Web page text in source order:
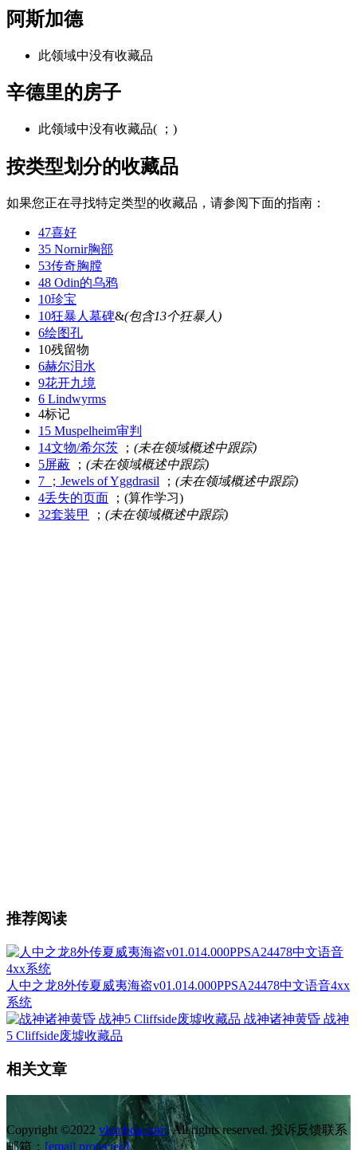
阿斯加德
此领域中没有收藏品
辛德里的房子
此领域中没有收藏品( ；)
按类型划分的收藏品
如果您正在寻找特定类型的收藏品，请参阅下面的指南：
47喜好
35 Nornir胸部
53传奇胸膛
48 Odin的乌鸦
10珍宝
10狂暴人墓碑&(包含13个狂暴人)
6绘图孔
10残留物
6赫尔泪水
9花开九境
6 Lindwyrms
4标记
15 Muspelheim审判
14文物/希尔茨 ； (未在领域概述中跟踪)
5屏蔽 ； (未在领域概述中跟踪)
7 ；Jewels of Yggdrasil ； (未在领域概述中跟踪)
4丢失的页面 ；(算作学习)
32套装甲
； (未在领域概述中跟踪)
推荐阅读
人中之龙8外传夏威夷海盗v01.014.000PPSA24478中文语音4xx
系统
战神诸神黄昏 战神
5 Cliffside废墟收藏品
相关文章
Copyright ©2022 vlambda.com. All rights reserved. 投诉反馈联系
邮箱： [email protected]